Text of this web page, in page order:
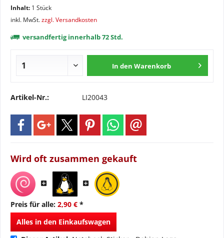
Inhalt: 1 Stück
inkl. MwSt.zzgl. Versandkosten
versandfertig innerhalb 72 Std.
In den Warenkorb
Artikel-Nr.: LI20043
Wird oft zusammen gekauft
Preis für alle: 2,90 € *
Alles in den Einkaufswagen